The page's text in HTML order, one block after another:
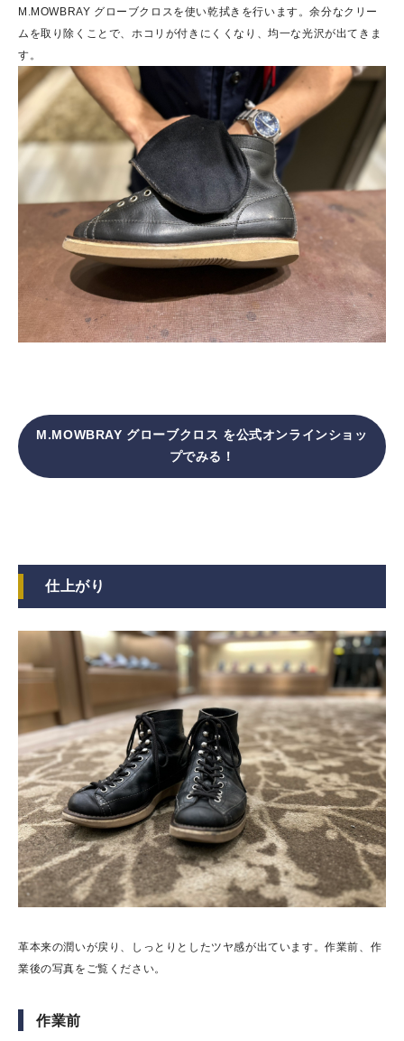
M.MOWBRAY グローブクロスを使い乾拭きを行います。余分なクリー
ムを取り除くことで、ホコリが付きにくくなり、均一な光沢が出てきま
す。
M.MOWBRAY グローブクロス を公式オンラインショッ
プでみる！
仕上がり
革本来の潤いが戻り、しっとりとしたツヤ感が出ています。作業前、作
業後の写真をご覧ください。
作業前